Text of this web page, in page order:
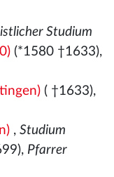
Studium
(*1580 †1633),
( †1633),
, Studium
Pfarrer